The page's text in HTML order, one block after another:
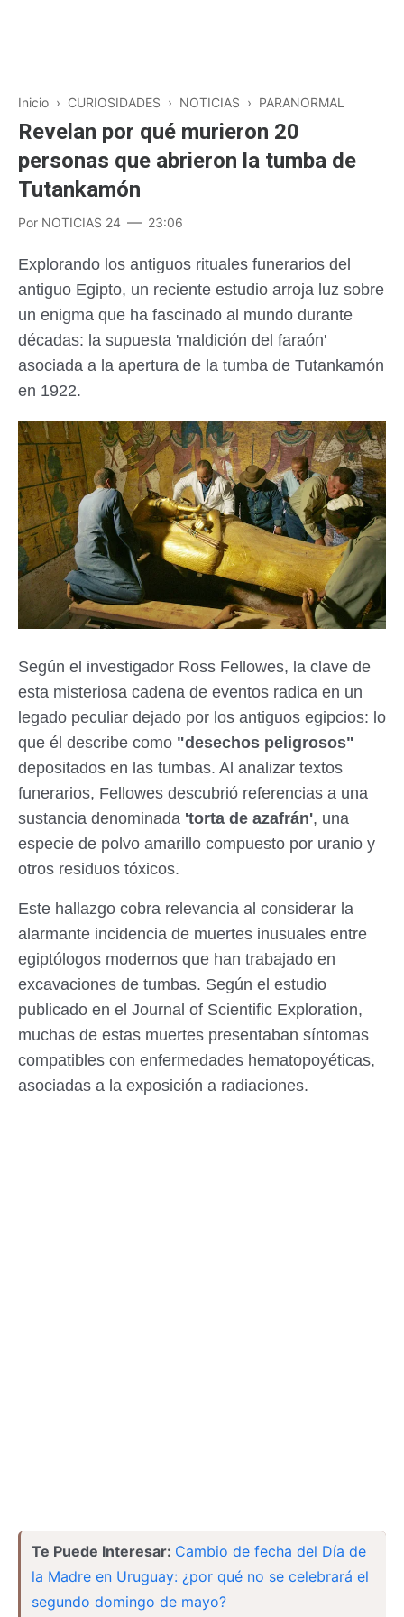
Inicio › CURIOSIDADES › NOTICIAS › PARANORMAL
Revelan por qué murieron 20
personas que abrieron la tumba de
Tutankamón
Por NOTICIAS 24 23:06
Explorando los antiguos rituales funerarios del
antiguo Egipto, un reciente estudio arroja luz sobre
un enigma que ha fascinado al mundo durante
décadas: la supuesta 'maldición del faraón'
asociada a la apertura de la tumba de Tutankamón
en 1922.
Según el investigador Ross Fellowes, la clave de
esta misteriosa cadena de eventos radica en un
legado peculiar dejado por los antiguos egipcios: lo
que él describe como "desechos peligrosos"
depositados en las tumbas. Al analizar textos
funerarios, Fellowes descubrió referencias a una
sustancia denominada 'torta de azafrán', una
especie de polvo amarillo compuesto por uranio y
otros residuos tóxicos.
Este hallazgo cobra relevancia al considerar la
alarmante incidencia de muertes inusuales entre
egiptólogos modernos que han trabajado en
excavaciones de tumbas. Según el estudio
publicado en el Journal of Scientific Exploration,
muchas de estas muertes presentaban síntomas
compatibles con enfermedades hematopoyéticas,
asociadas a la exposición a radiaciones.
Te Puede Interesar: Cambio de fecha del Día de
la Madre en Uruguay: ¿por qué no se celebrará el
segundo domingo de mayo?